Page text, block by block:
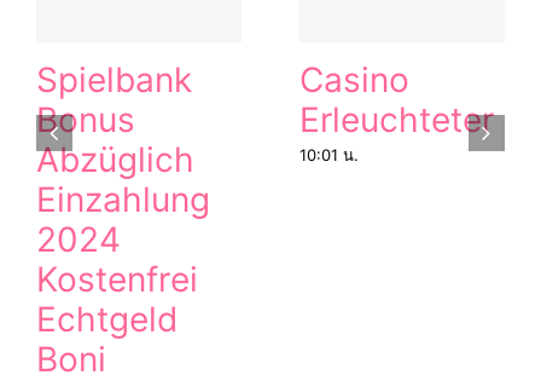
Spielbank
Bonus
Abzüglich
Einzahlung
2024
Kostenfrei
Echtgeld
Boni
Casino
Erleuchteter
10:01 น.